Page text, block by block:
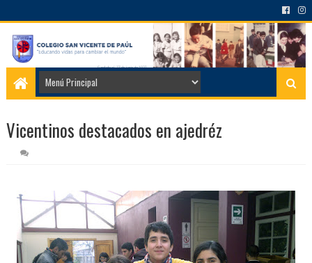
Vicentinos destacados en ajedréz